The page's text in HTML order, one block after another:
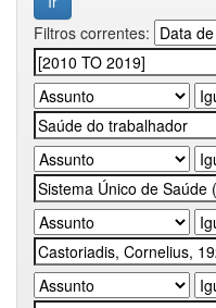
Filtros correntes: